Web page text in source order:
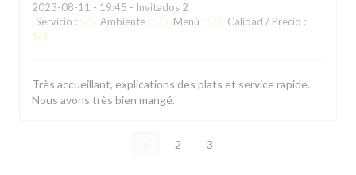
2023-08-11 - 19:45 - Invitados 2
Servicio : 5/5 Ambiente : 5/5 Menú : 5/5 Calidad / Precio :
5/5
Très accueillant, explications des plats et service rapide.
Nous avons très bien mangé.
1 2 3